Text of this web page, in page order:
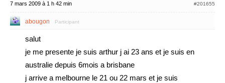
7 mars 2009 à 1 h 42 min #201655
abougon Participant
salut
je me presente je suis arthur j ai 23 ans et je suis en
australie depuis 6mois a brisbane
j arrive a melbourne le 21 ou 22 mars et je suis